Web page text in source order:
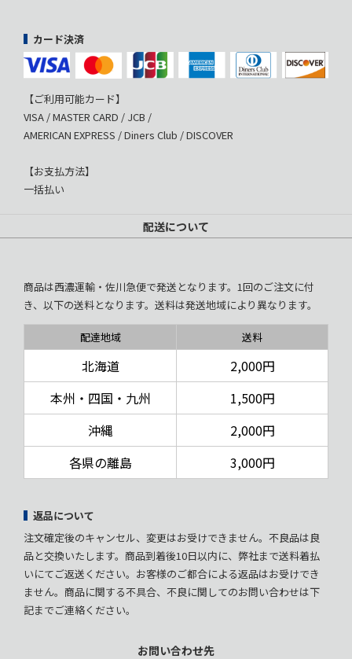
カード決済
【ご利用可能カード】
VISA / MASTER CARD / JCB /
AMERICAN EXPRESS / Diners Club / DISCOVER
【お支払方法】
一括払い
配送について
商品は西濃運輸・佐川急便で発送となります。1回のご注文に付
き、以下の送料となります。送料は発送地域により異なります。
配達地域 送料
北海道
2,000円
本州・四国・九州
1,500円
沖縄
2,000円
各県の離島
3,000円
返品について
注文確定後のキャンセル、変更はお受けできません。不良品は良
品と交換いたします。商品到着後10日以内に、弊社まで送料着払
いにてご返送ください。お客様のご都合による返品はお受けでき
ません。商品に関する不具合、不良に関してのお問い合わせは下
記までご連絡ください。
お問い合わせ先